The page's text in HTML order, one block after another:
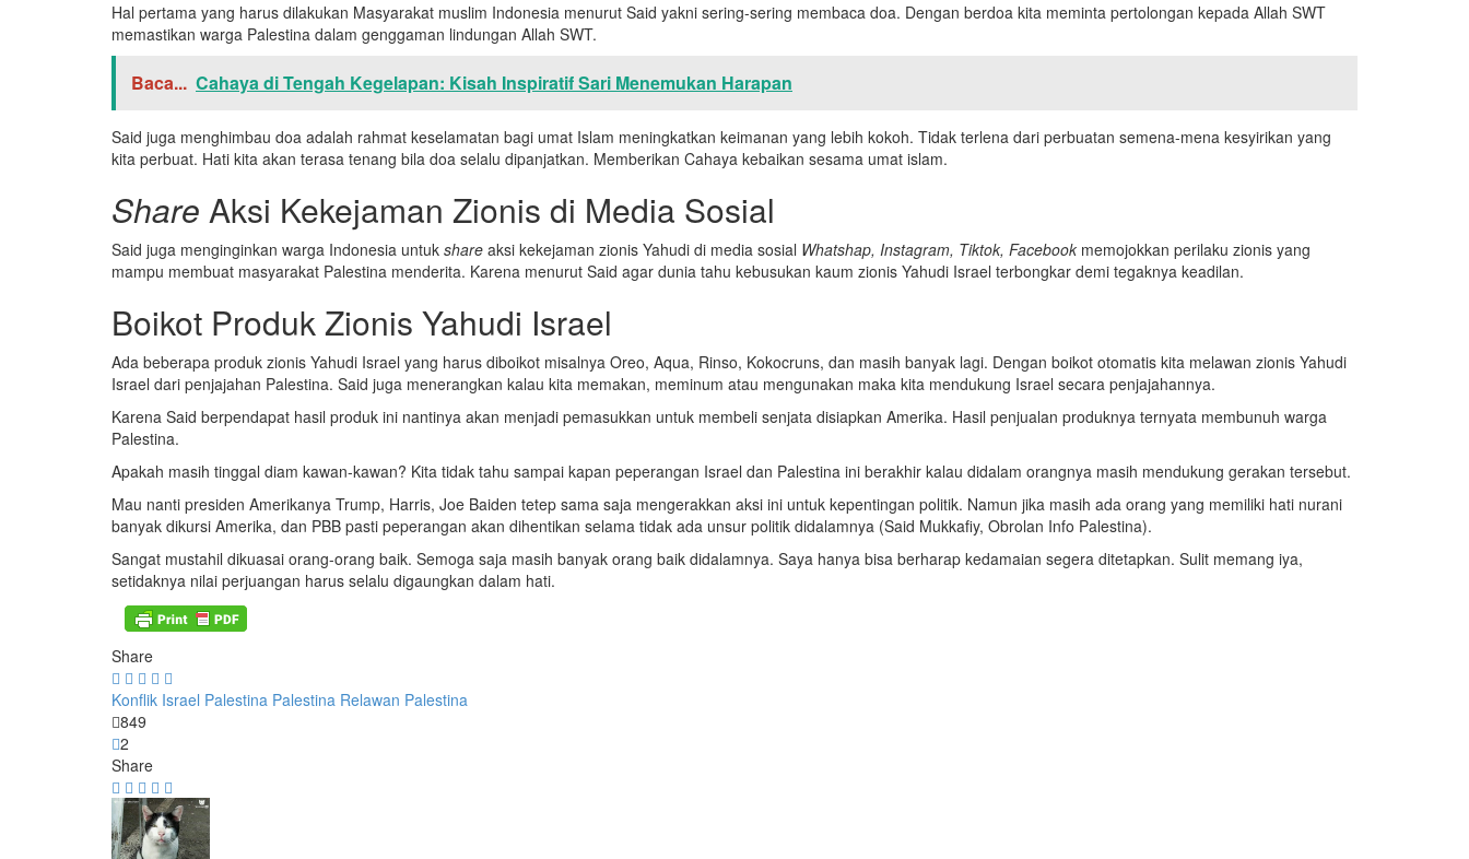
Hal pertama yang harus dilakukan Masyarakat muslim Indonesia menurut Said yakni sering-sering membaca doa. Dengan berdoa kita meminta pertolongan kepada Allah SWT
memastikan warga Palestina dalam genggaman lindungan Allah SWT.
Baca... Cahaya di Tengah Kegelapan: Kisah Inspiratif Sari Menemukan Harapan
Said juga menghimbau doa adalah rahmat keselamatan bagi umat Islam meningkatkan keimanan yang lebih kokoh. Tidak terlena dari perbuatan semena-mena kesyirikan yang
kita perbuat. Hati kita akan terasa tenang bila doa selalu dipanjatkan. Memberikan Cahaya kebaikan sesama umat islam.
Share Aksi Kekejaman Zionis di Media Sosial
Said juga menginginkan warga Indonesia untuk share aksi kekejaman zionis Yahudi di media sosial Whatshap, Instagram, Tiktok, Facebook memojokkan perilaku zionis yang
mampu membuat masyarakat Palestina menderita. Karena menurut Said agar dunia tahu kebusukan kaum zionis Yahudi Israel terbongkar demi tegaknya keadilan.
Boikot Produk Zionis Yahudi Israel
Ada beberapa produk zionis Yahudi Israel yang harus diboikot misalnya Oreo, Aqua, Rinso, Kokocruns, dan masih banyak lagi. Dengan boikot otomatis kita melawan zionis Yahudi
Israel dari penjajahan Palestina. Said juga menerangkan kalau kita memakan, meminum atau mengunakan maka kita mendukung Israel secara penjajahannya.
Karena Said berpendapat hasil produk ini nantinya akan menjadi pemasukkan untuk membeli senjata disiapkan Amerika. Hasil penjualan produknya ternyata membunuh warga
Palestina.
Apakah masih tinggal diam kawan-kawan? Kita tidak tahu sampai kapan peperangan Israel dan Palestina ini berakhir kalau didalam orangnya masih mendukung gerakan tersebut.
Mau nanti presiden Amerikanya Trump, Harris, Joe Baiden tetep sama saja mengerakkan aksi ini untuk kepentingan politik. Namun jika masih ada orang yang memiliki hati nurani
banyak dikursi Amerika, dan PBB pasti peperangan akan dihentikan selama tidak ada unsur politik didalamnya (Said Mukkafiy, Obrolan Info Palestina).
Sangat mustahil dikuasai orang-orang baik. Semoga saja masih banyak orang baik didalamnya. Saya hanya bisa berharap kedamaian segera ditetapkan. Sulit memang iya,
setidaknya nilai perjuangan harus selalu digaungkan dalam hati.
Share
Konflik Israel Palestina Palestina Relawan Palestina
849
2
Share